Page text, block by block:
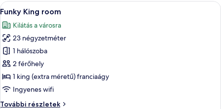
A
következő
szoba
összes
képének
megtekintése:
Funky
King
room
Egy modern szállodai szoba,
6
Funky King room
Kilátás a városra
23 négyzetméter
1 hálószoba
2 férőhely
1 king (extra méretű) franciaágy
Ingyenes wifi
További részletek
Funky